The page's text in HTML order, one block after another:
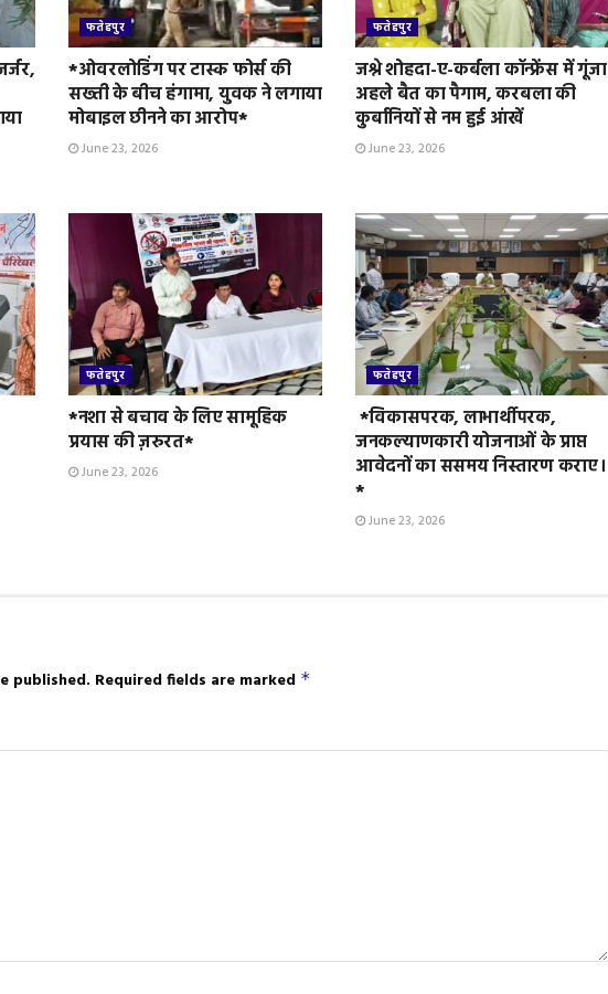
फतेहपुर
*ओवरलोडिंग पर टास्क फोर्स की
सख्ती के बीच हंगामा, युवक ने लगाया
मोबाइल छीनने का आरोप*
June 23, 2026
फतेहपुर
जश्ने शोहदा-ए-कर्बला कॉन्फ्रेंस में गूंजा
अहले बैत का पैगाम, करबला की
कुर्बानियों से नम हुई आंखें
June 23, 2026
फतेहपुर
*नशा से बचाव के लिए सामूहिक
प्रयास की ज़रुरत*
June 23, 2026
फतेहपुर
*विकासपरक, लाभार्थीपरक,
जनकल्याणकारी योजनाओं के प्राप्त
आवेदनों का ससमय निस्तारण कराए।
*
June 23, 2026
published. Required fields are marked *